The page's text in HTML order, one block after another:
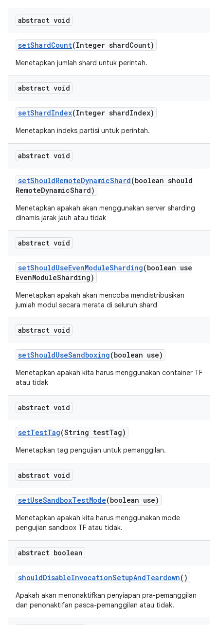
abstract void
setShardCount(Integer shardCount)
Menetapkan jumlah shard untuk perintah.
abstract void
setShardIndex(Integer shardIndex)
Menetapkan indeks partisi untuk perintah.
abstract void
setShouldRemoteDynamicShard(boolean should
RemoteDynamicShard)
Menetapkan apakah akan menggunakan server sharding
dinamis jarak jauh atau tidak
abstract void
setShouldUseEvenModuleSharding(boolean use
EvenModuleSharding)
Menetapkan apakah akan mencoba mendistribusikan
jumlah modul secara merata di seluruh shard
abstract void
setShouldUseSandboxing(boolean use)
Menetapkan apakah kita harus menggunakan container TF
atau tidak
abstract void
setTestTag(String testTag)
Menetapkan tag pengujian untuk pemanggilan.
abstract void
setUseSandboxTestMode(boolean use)
Menetapkan apakah kita harus menggunakan mode
pengujian sandbox TF atau tidak.
abstract boolean
shouldDisableInvocationSetupAndTeardown()
Apakah akan menonaktifkan penyiapan pra-pemanggilan
dan penonaktifan pasca-pemanggilan atau tidak.